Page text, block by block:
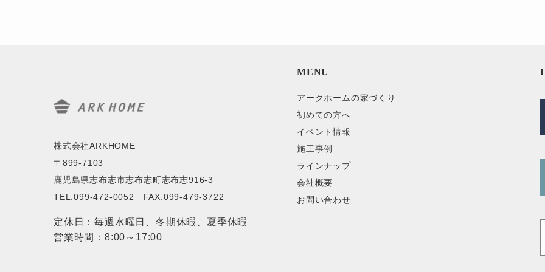
株式会社ARKHOME
〒899-7103
鹿児島県志布志市志布志町志布志916-3
TEL:099-472-0052 FAX:099-479-3722
定休日：毎週水曜日、冬期休暇、夏季休暇
営業時間：8:00～17:00
MENU
アークホームの家づくり
初めての方へ
イベント情報
施工事例
ラインナップ
会社概要
お問い合わせ